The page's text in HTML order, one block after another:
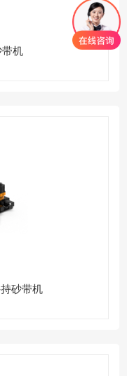
带机
砂带机